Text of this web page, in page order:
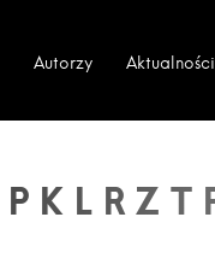
Autorzy Aktualności